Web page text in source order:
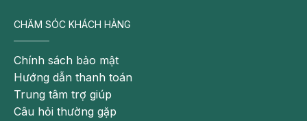
CHĂM SÓC KHÁCH HÀNG
Chính sách bảo mật
Hướng dẫn thanh toán
Trung tâm trợ giúp
Câu hỏi thường gặp